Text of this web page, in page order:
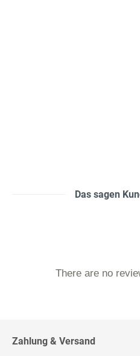
Das sagen
There are no
Zahlung & Versand